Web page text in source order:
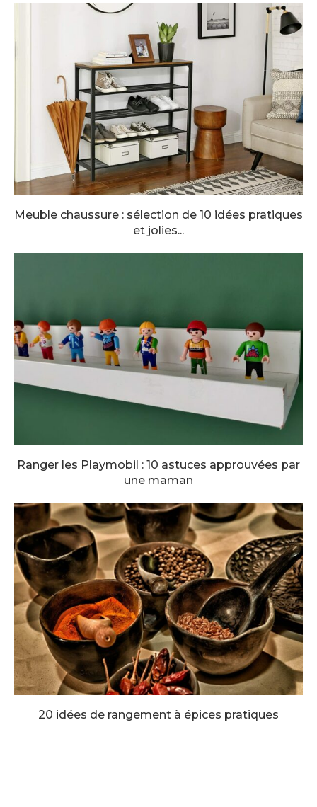
Meuble chaussure : sélection de 10 idées pratiques
et jolies...
Ranger les Playmobil : 10 astuces approuvées par
une maman
20 idées de rangement à épices pratiques